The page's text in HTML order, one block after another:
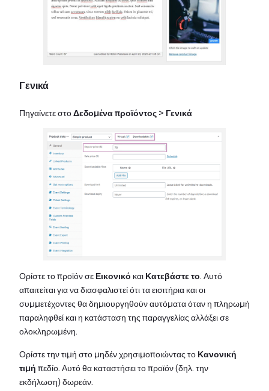
Γενικά
Πηγαίνετε στοΔεδομένα προϊόντος> Γενικά
Ορίστε το προϊόν σεΕικονικό καιΚατεβάστε το. Αυτό
απαιτείται για να διασφαλιστεί ότι τα εισιτήρια και οι
συμμετέχοντες θα δημιουργηθούν αυτόματα όταν η πληρωμή
παραληφθεί και η κατάσταση της παραγγελίας αλλάξει σε
ολοκληρωμένη.
Ορίστε την τιμή στο μηδέν χρησιμοποιώντας τοΚανονική
τιμήπεδίο. Αυτό θα καταστήσει το προϊόν (δηλ. την
εκδήλωση) δωρεάν.